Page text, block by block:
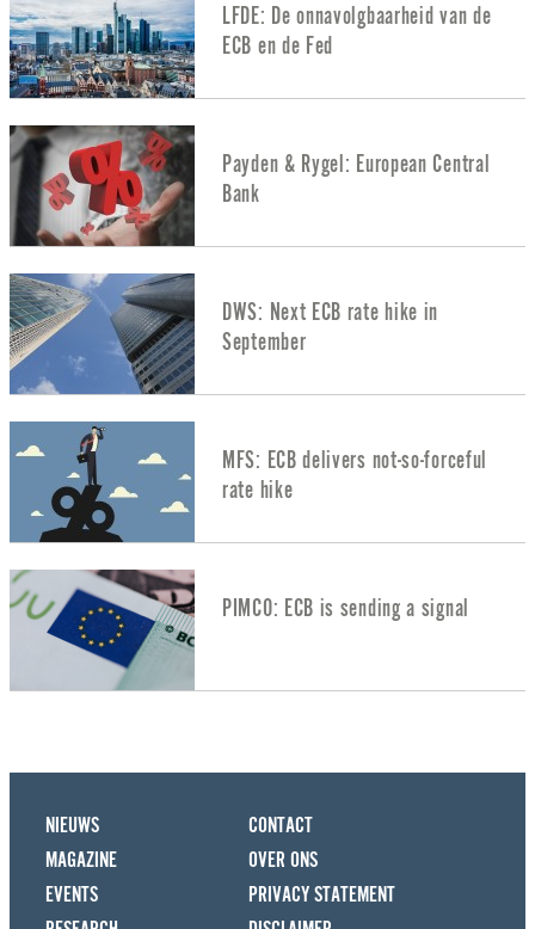
LFDE: De onnavolgbaarheid van de
ECB en de Fed
Payden & Rygel: European Central
Bank
DWS: Next ECB rate hike in
September
MFS: ECB delivers not-so-forceful
rate hike
PIMCO: ECB is sending a signal
NIEUWS
MAGAZINE
EVENTS
CONTACT
OVER ONS
PRIVACY STATEMENT